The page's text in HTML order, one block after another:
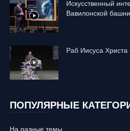
Искусственный
Вавилонской
Раб Иисуса
ПОПУЛЯРНЫЕ
На разные темы